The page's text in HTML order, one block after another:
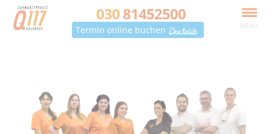
03081452500
MENÜ
Termin online buchen